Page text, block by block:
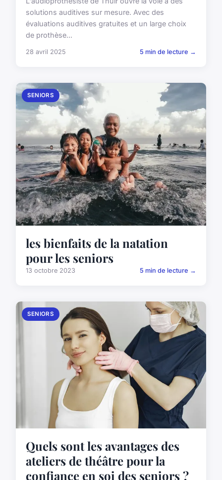
solutions auditives sur mesure. Avec des
évaluations auditives gratuites et un large choix
de prothèse...
28 avril 2025 5 min de lecture →
SENIORS
les bienfaits de la natation
pour les seniors
13 octobre 2023 5 min de lecture →
SENIORS
Quels sont les avantages des
ateliers de théâtre pour la
confiance en soi des seniors ?